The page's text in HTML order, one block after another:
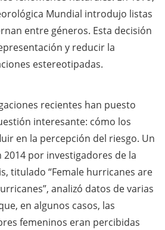
Mundial introdujo listas
entre géneros. Esta decisión
y reducir la
estereotipadas.
recientes han puesto
interesante: cómo los
en la percepción del riesgo. Un
por investigadores de la
titulado “Female hurricanes are
analizó datos de varias
en algunos casos, las
femeninos eran percibidas